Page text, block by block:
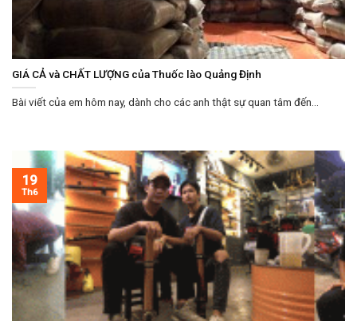
GIÁ CẢ và CHẤT LƯỢNG của Thuốc lào Quảng Định
Bài viết của em hôm nay, dành cho các anh thật sự quan tâm đến...
19
Th6